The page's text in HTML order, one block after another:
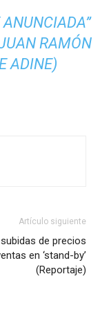
ANUNCIADA”
RAMÓN
ADINE)
Artículo siguiente
de precios
en ‘stand-by’
(Reportaje)